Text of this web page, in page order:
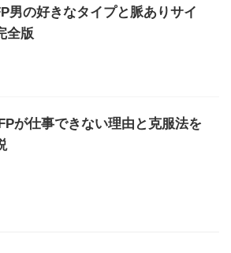
男の好きなタイプと脈ありサイ
全版
が仕事できない理由と克服法を